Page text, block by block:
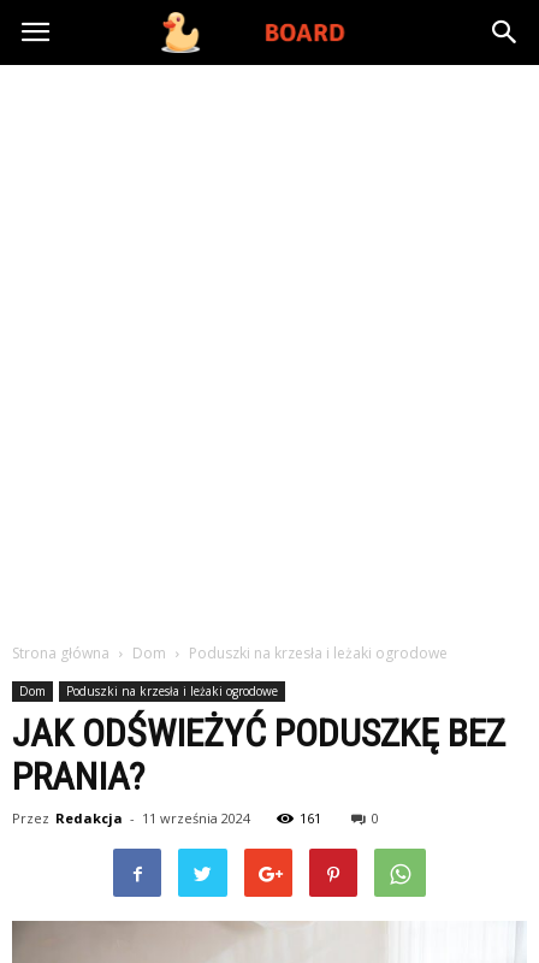
Toysboard.pl
Strona główna Dom Poduszki na krzesła i leżaki ogrodowe
Dom Poduszki na krzesła i leżaki ogrodowe
JAK ODŚWIEŻYĆ PODUSZKĘ BEZ
PRANIA?
Przez Redakcja - 11 września 2024 161 0